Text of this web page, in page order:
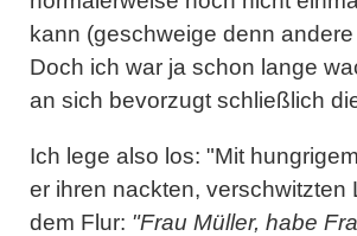
kann (geschweige denn andere
Doch ich war ja schon lange
an sich bevorzugt schließlich
Ich lege also los: "Mit
er ihren nackten, verschwitzten
dem Flur: "Frau Müller, habe